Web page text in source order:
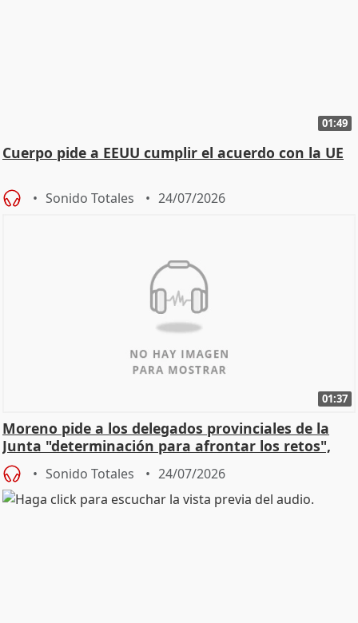
01:49
Cuerpo pide a EEUU cumplir el acuerdo con la UE
Sonido Totales 24/07/2026
01:37
Moreno pide a los delegados provinciales de la
Junta "determinación para afrontar los retos",
diálog
Sonido Totales 24/07/2026